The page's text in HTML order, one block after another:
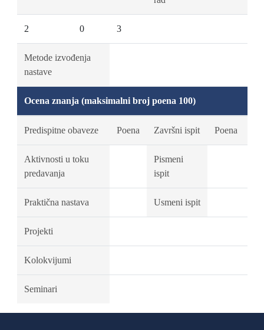
2 0 3
Metode izvođenja
nastave
Ocena znanja (maksimalni broj poena 100)
Predispitne obaveze Poena Završni ispit Poena
Aktivnosti u toku
predavanja
Pismeni
ispit
Praktična nastava Usmeni ispit
Projekti
Kolokvijumi
Seminari